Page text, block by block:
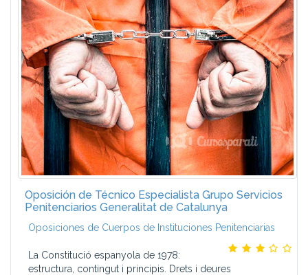
Oposición de Técnico Especialista Grupo Servicios
Penitenciarios Generalitat de Catalunya
Oposiciones de Cuerpos de Instituciones Penitenciarias
La Constitució espanyola de 1978:
estructura, contingut i principis. Drets i deures